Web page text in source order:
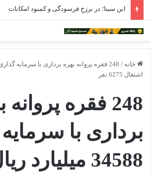
ابن سینا؛ در برزخِ فرسودگی و کمبود امکانات
خانه /
اشتغال 6275 نفر
248 فقره
برداری با
34588 میلیارد